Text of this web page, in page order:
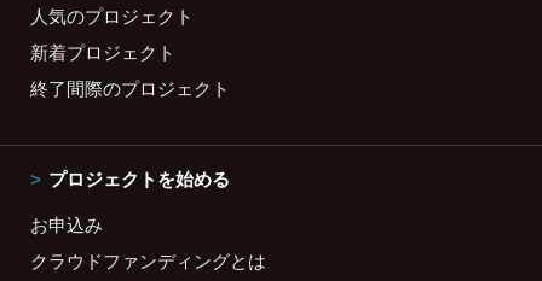
人気のプロジェクト
新着プロジェクト
終了間際のプロジェクト
プロジェクトを始める
お申込み
クラウドファンディングとは